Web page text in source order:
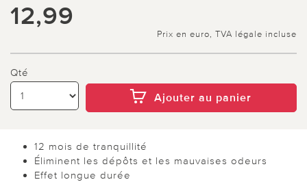
12,99
Prix en euro, TVA légale incluse
Qté
Ajouter au panier
12 mois de tranquillité
Éliminent les dépôts et les mauvaises odeurs
Effet longue durée